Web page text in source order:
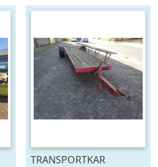
TRANSPORTKAR